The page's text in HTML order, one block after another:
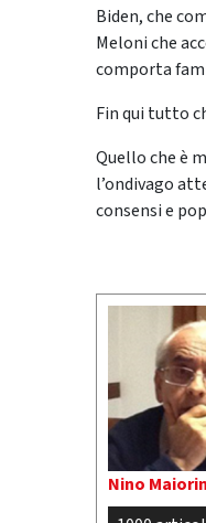
Biden, che
Meloni che
comporta
Fin qui tutto
Quello che è
l’ondivago
consensi e
Nino